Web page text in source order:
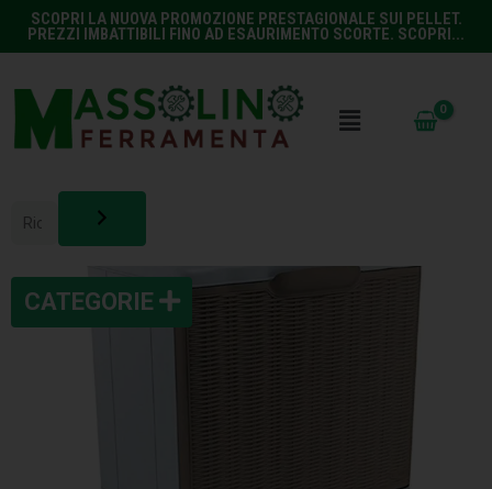
SCOPRI LA NUOVA PROMOZIONE PRESTAGIONALE SUI PELLET.
PREZZI IMBATTIBILI FINO AD ESAURIMENTO SCORTE. SCOPRI...